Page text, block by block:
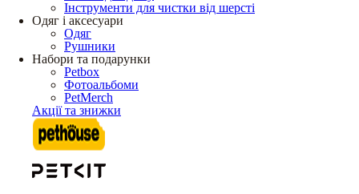
Інструменти для чистки від шерсті
Одяг і аксесуари
Одяг
Рушники
Набори та подарунки
Petbox
Фотоальбоми
PetMerch
Акції та знижки